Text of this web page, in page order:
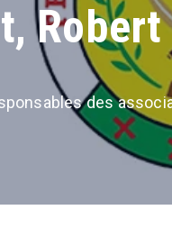
des